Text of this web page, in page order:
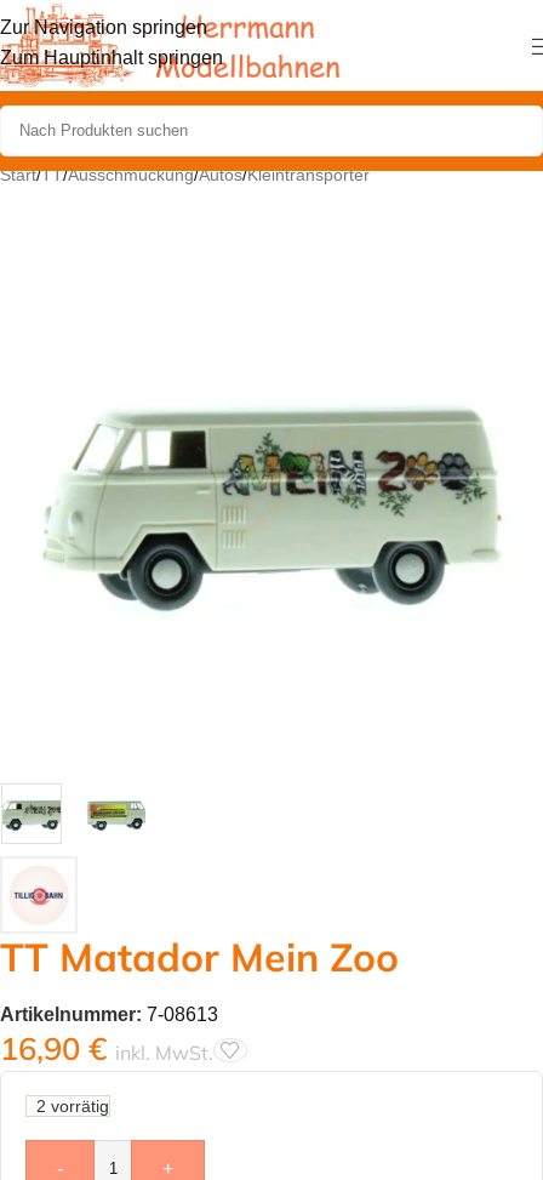
Zur Navigation springen
Zum Hauptinhalt springen
Start/TT/Ausschmückung/Autos/Kleintransporter
TT Matador Mein Zoo
Artikelnummer: 7-08613
16,90 € inkl. MwSt.
2 vorrätig
- +